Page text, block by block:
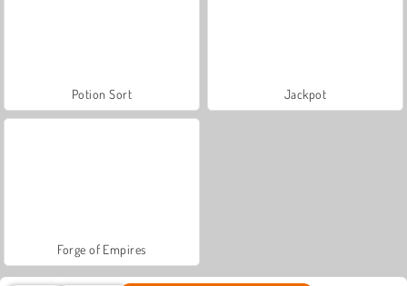
Potion Sort Jackpot
Forge of Empires